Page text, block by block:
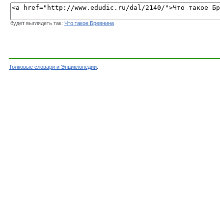
будет выглядеть так: Что такое Бревнина
Толковые словари и Энциклопедии